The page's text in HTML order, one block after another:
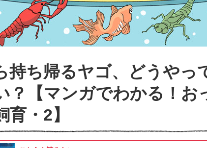
持ち帰るヤゴ、どうやっ
？【マンガでわかる！お
育・2】